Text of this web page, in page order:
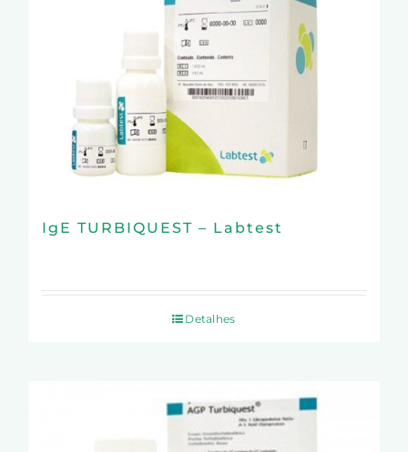
IgE TURBIQUEST – Labtest
Detalhes